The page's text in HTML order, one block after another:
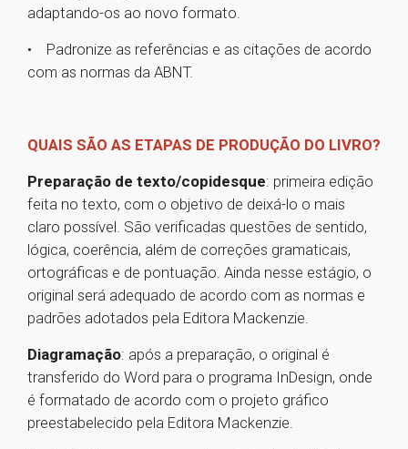
adaptando-os ao novo formato.
• Padronize as referências e as citações de acordo
com as normas da ABNT.
QUAIS SÃO AS ETAPAS DE PRODUÇÃO DO LIVRO?
Preparação de texto/copidesque: primeira edição
feita no texto, com o objetivo de deixá-lo o mais
claro possível. São verificadas questões de sentido,
lógica, coerência, além de correções gramaticais,
ortográficas e de pontuação. Ainda nesse estágio, o
original será adequado de acordo com as normas e
padrões adotados pela Editora Mackenzie.
Diagramação: após a preparação, o original é
transferido do Word para o programa InDesign, onde
é formatado de acordo com o projeto gráfico
preestabelecido pela Editora Mackenzie.